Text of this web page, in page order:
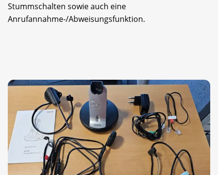
Stummschalten sowie auch eine
Anrufannahme-/Abweisungsfunktion.